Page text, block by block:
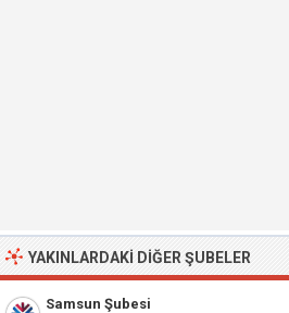
YAKINLARDAKI DIĞER ŞUBELER
Samsun Şubesi